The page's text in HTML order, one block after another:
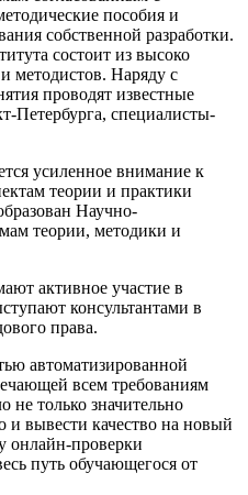
пособия и
собственной разработки.
состоит из высоко
методистов. Наряду с
проводят известные
Петербурга, специалисты-
усиленное внимание к
теории и практики
Научно-
теории, методики и
активное участие в
консультантами в
права.
автоматизированной
всем требованиям
не только значительно
и вывести качество на новый
онлайн-проверки
путь обучающегося от